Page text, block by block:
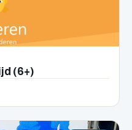
(6+)